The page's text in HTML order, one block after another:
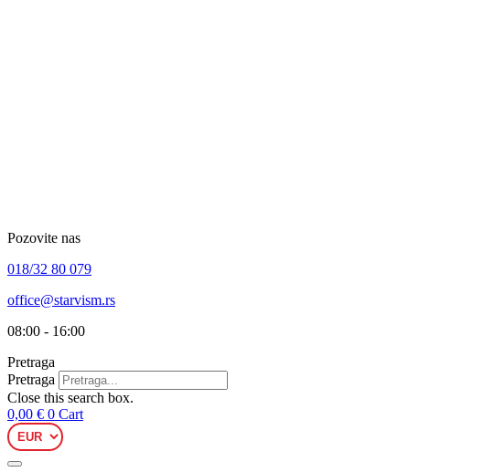
Pozovite nas
018/32 80 079
office@starvism.rs
08:00 - 16:00
Pretraga
Pretraga
Close this search box.
0,00 € 0 Cart